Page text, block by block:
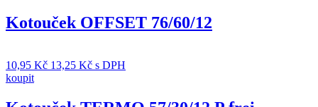
Kotouček OFFSET 76/60/12
10,95 Kč 13,25 Kč s DPH
koupit